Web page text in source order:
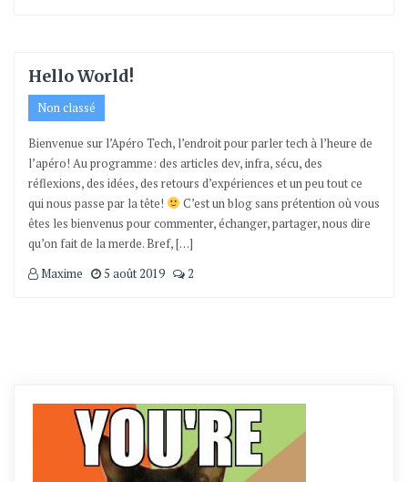
Hello World!
Non classé
Bienvenue sur l’Apéro Tech, l’endroit pour parler tech à l’heure de
l’apéro! Au programme: des articles dev, infra, sécu, des
réflexions, des idées, des retours d’expériences et un peu tout ce
qui nous passe par la tête!
C’est un blog sans prétention où vous
êtes les bienvenus pour commenter, échanger, partager, nous dire
qu’on fait de la merde. Bref, […]
Maxime
5 août 2019 2